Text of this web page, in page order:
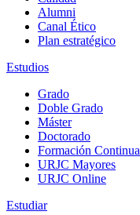
Alumni
Canal Ético
Plan estratégico
Estudios
Grado
Doble Grado
Máster
Doctorado
Formación Continua
URJC Mayores
URJC Online
Estudiar